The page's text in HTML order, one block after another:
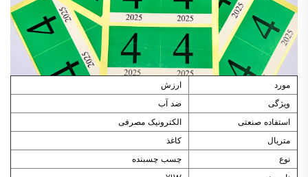
مورد
ارزش
ویژگی
ضد آب
استفاده صنعتی
الکترونیک مصرفی
متریال
کاغذ
نوع
چسب چسبنده